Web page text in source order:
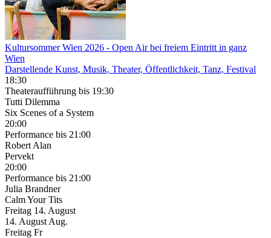
Kultursommer Wien 2026 - Open Air bei freiem Eintritt in ganz
Wien
Darstellende Kunst, Musik, Theater, Öffentlichkeit, Tanz, Festival
18:30
Theateraufführung bis 19:30
Tutti Dilemma
Six Scenes of a System
20:00
Performance bis 21:00
Robert Alan
Pervekt
20:00
Performance bis 21:00
Julia Brandner
Calm Your Tits
Freitag 14. August
14. August Aug.
Freitag Fr